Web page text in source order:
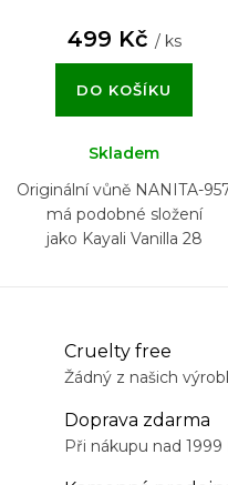
499 Kč / ks
DO KOŠÍKU
Skladem
Originální vůně NANITA-
má podobné složení
jako Kayali Vanilla 28
Cruelty free
Žádný z našich
Doprava zdarma
Při nákupu nad